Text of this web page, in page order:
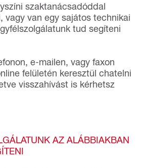
szaktanácsadóddal
vagy van egy sajátos technikai
tud segíteni
e-mailen, vagy faxon
felületén keresztül chatelni
visszahívást is kérhetsz
AZ ALÁBBIAKBAN